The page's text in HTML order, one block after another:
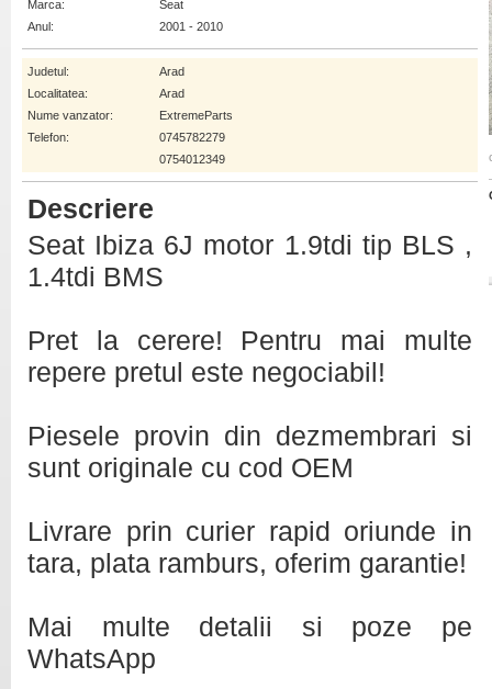
Marca:
Seat
Anul:
2001 - 2010
Judetul:
Arad
Localitatea:
Arad
Nume vanzator:
ExtremeParts
Telefon:
0745782279
0754012349
Descriere
Seat Ibiza 6J motor 1.9tdi tip BLS ,
1.4tdi BMS
Pret la cerere! Pentru mai multe
repere pretul este negociabil!
Piesele provin din dezmembrari si
sunt originale cu cod OEM
Livrare prin curier rapid oriunde in
tara, plata ramburs, oferim garantie!
Mai multe detalii si poze pe
WhatsApp